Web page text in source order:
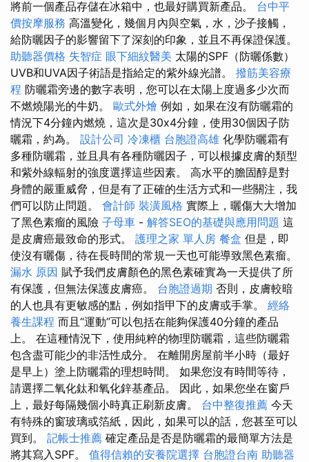
將前一個產品存儲在冰箱中，也最好購買新產品。 台中平
價按摩服務 高溫變化，幾個月內與空氣，水，沙子接觸，
給防曬因子的影響留下了深刻的印象，並且不再保證保護。
助聽器價格 失智症 眼下細紋醫美 太陽的SPF（防曬係數）
UVB和UVA因子術語是指給定的紫外線光譜。 撥筋美容療
程 防曬霜旁邊的數字表明，您可以在太陽上度過多少次而
不燃燒陽光的牛奶。 歐式外燴 例如，如果在沒有防曬霜的
情況下4分鐘內燃燒，這次是30x4分鐘，使用30個因子防
曬霜，約為。 設計公司 冷凍櫃 台胞證高雄 化學防曬霜有
多種防曬霜，並且具有各種防曬因子，可以根據皮膚的類型
和紫外線輻射的強度選擇這些因素。 高水平的膽固醇是對
身體的嚴重威脅，但是有了正確的生活方式和一些關注，我
們可以防止問題。 會計師 裝潢風格 實際上，曬傷大大增加
了黑色素瘤的風險 子母車 - 解答SEO的基礎與應用問題 這
是皮膚癌最致命的形式。 護理之家 單人房 餐盒 但是，即
使沒有曬傷，待在長時間的常規一天也可能導致黑色素瘤。
漏水 原因 賦予我們皮膚顏色的黑色素確實為一天提供了所
有保護，但無法保護皮膚癌。 台胞證過期 否則，皮膚較暗
的人也具有更敏感的點，例如指甲下的皮膚或手掌。 經絡
養生課程 而且“運動”可以包括在能夠保護40分鐘的產品
上。 在這種情況下，使用純粹的物理防曬霜，這些防曬霜
包含盡可能少的非活性成分。 在離開房屋前半小時（最好
是早上）塗上防曬霜的理想時間。 如果您沒有時間等待，
請選擇二氧化鈦和氧化鋅基產品。 因此，如果您坐在窗戶
上，最好每隔幾個小時真正刷新皮膚。 台中整復推薦 今天
有特殊的窗玻璃或箔紙，因此，如果可以的話，您甚至可以
買到。 記帳士推薦 確定產品是否是防曬霜的最簡單方法是
將其寫入SPF。 值得信賴的安養院選擇 台胞證台南 助聽器